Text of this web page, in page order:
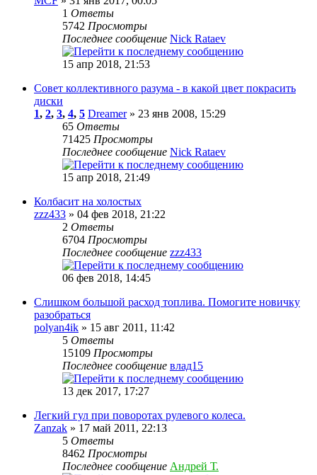
1 Ответы
5742 Просмотры
Последнее сообщение Nick Rataev
15 апр 2018, 21:53
Совет коллективного разума - в какой цвет покрасить
диски
1, 2, 3, 4, 5 Dreamer» 23 янв 2008, 15:29
65 Ответы
71425 Просмотры
Последнее сообщение Nick Rataev
15 апр 2018, 21:49
Колбасит на холостых
zzz433 » 04 фев 2018, 21:22
2 Ответы
6704 Просмотры
Последнее сообщение zzz433
06 фев 2018, 14:45
Слишком большой расход топлива. Помогите новичку
разобраться
polyan4ik » 15 авг 2011, 11:42
5 Ответы
15109 Просмотры
Последнее сообщение влад15
13 дек 2017, 17:27
Легкий гул при поворотах рулевого колеса.
Zanzak » 17 май 2011, 22:13
5 Ответы
8462 Просмотры
Последнее сообщение Андрей Т.